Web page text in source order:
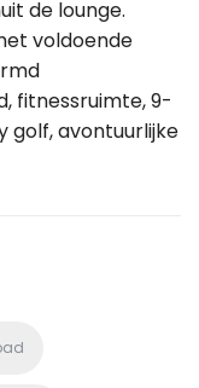
de lounge.
voldoende
fitnessruimte, 9-
golf, avontuurlijke